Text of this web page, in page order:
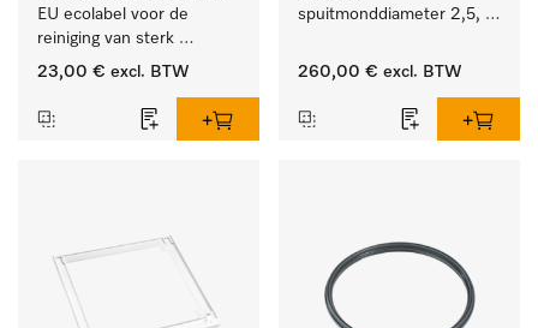
EU ecolabel voor de
reiniging van sterk
vervuild serviesgoed,
23,00 € excl. BTW
spuitmonddiameter 2,5,
260,00 € excl. BTW